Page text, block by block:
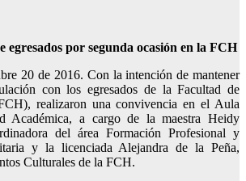
egresados por segunda ocasión en la FCH
20 de 2016. Con la intención de mantener
con los egresados de la Facultad de
realizaron una convivencia en el Aula
Académica, a cargo de la maestra Heidy
del área Formación Profesional y
y la licenciada Alejandra de la Peña,
Culturales de la FCH.